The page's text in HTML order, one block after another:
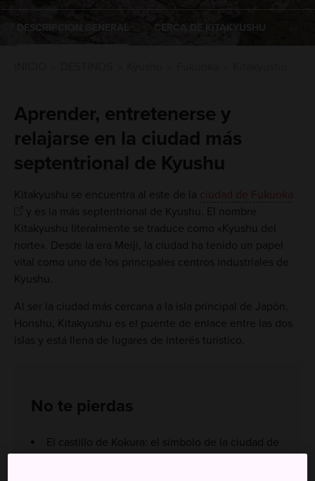
DESCRIPCIÓN GENERAL CERCA DE KITAKYUSHU
Aprender, entretenerse y
relajarse en la ciudad más
septentrional de Kyushu
Kitakyushu se encuentra al este de la ciudad de Fukuoka
y es la más septentrional de Kyushu. El nombre
Kitakyushu literalmente se traduce como «Kyushu del
norte». Desde la era Meiji, la ciudad ha tenido un papel
vital como uno de los principales centros industriales de
Kyushu.
Al ser la ciudad más cercana a la isla principal de Japón,
Honshu, Kitakyushu es el puente de enlace entre las dos
islas y está llena de lugares de interés turístico.
No te pierdas
El castillo de Kokura: el símbolo de la ciudad de